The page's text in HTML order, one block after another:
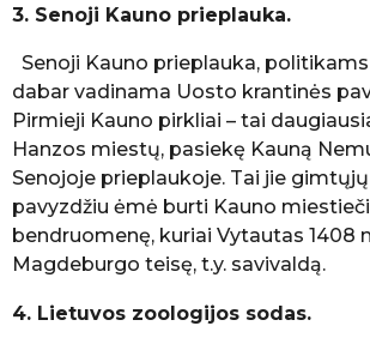
3. Senoji Kauno prieplauka.
Senoji Kauno prieplauka,
dabar vadinama Uosto krantinės
Pirmieji Kauno pirkliai – tai
Hanzos miestų, pasiekę Kauną
Senojoje prieplaukoje. Tai jie
pavyzdžiu ėmė burti Kauno
bendruomenę, kuriai Vytautas 1408
Magdeburgo teisę, t.y. savivaldą.
4. Lietuvos zoologijos sodas.